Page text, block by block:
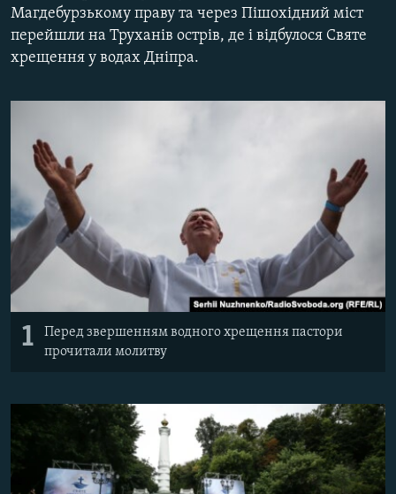
СПЕЦПРОЄКТИ
ПОДКАСТИ
КРИМ РЕАЛІЇ
УКР
КТАТ
ДОЛУЧАЙСЯ!
Усі сайти RFE/RL
Магдебурзькому праву та через Пішохідний міст
перейшли на Труханів острів, де і відбулося Святе
хрещення у водах Дніпра.
1
Перед звершенням водного хрещення пастори
прочитали молитву